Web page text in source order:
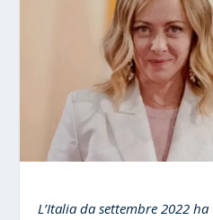
L’Italia da settembre 2022